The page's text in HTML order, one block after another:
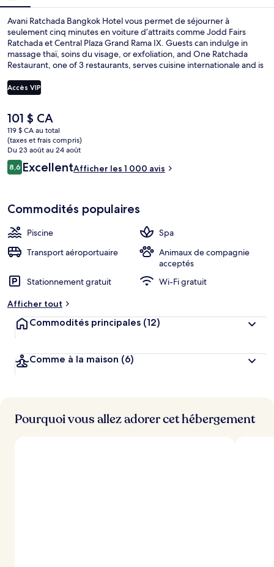
Avani Ratchada Bangkok Hotel vous permet de séjourner à
seulement cinq minutes en voiture d’attraits comme Jodd Fairs
Ratchada et Central Plaza Grand Rama IX. Guests can indulge in
massage thaï, soins du visage, or exfoliation, and One Ratchada
Restaurant, one of 3 restaurants, serves cuisine internationale and is
un bar attenant à la piscine et un centre d’entraînement physique
comptent parmi les autres points saillants de hôtel de luxe. Le
très prisés par les voyageurs. Le transport en commun se trouve à
quelques minutes de marche : Station de MRT Phra Ram 9 se trouve
à 5 minutes et Station de Airport Rail Link Makkasan est à 15 minutes.
Accès VIP
Le
prix
actuel
est
de 101 $ CA
101 $ CA
119 $ CA au total
(taxes et frais compris)
Du 23 août au 24 août
Avis
8,68,6 sur 10 –
ExcellentAfficher les 1 000 avis
Commodités populaires
Piscine
Spa
Transport aéroportuaire
Animaux de compagnie
acceptés
Stationnement gratuit
Wi-Fi gratuit
Afficher tout
Commodités principales (12)
Comme à la maison (6)
Pourquoi vous allez adorer cet hébergement